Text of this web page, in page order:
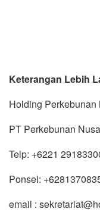
Keterangan Lebih
Holding Perkebunan
PT Perkebunan
Telp: +6221
Ponsel:
email :